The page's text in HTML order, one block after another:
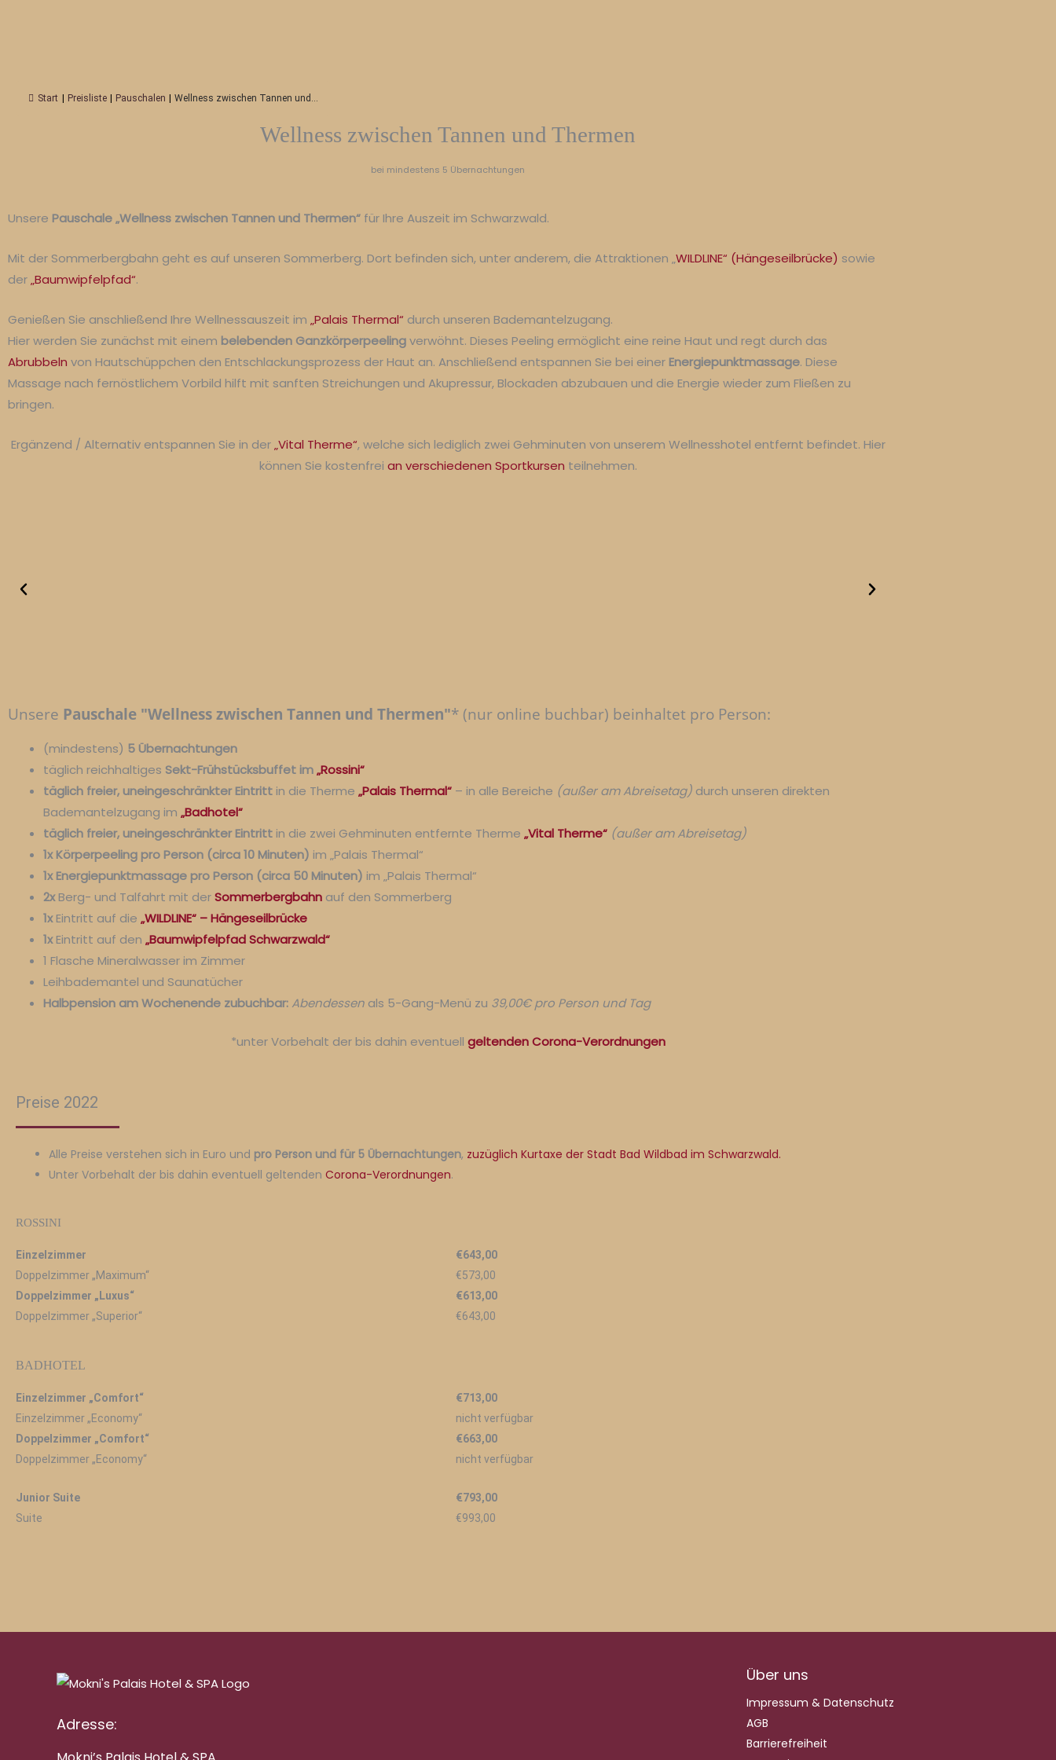
Start Preisliste Pauschalen Wellness zwischen Tannen und...
Wellness zwischen Tannen und Thermen
bei mindestens 5 Übernachtungen
Unsere Pauschale „Wellness zwischen Tannen und Thermen“ für Ihre Auszeit im Schwarzwald.
Mit der Sommerbergbahn geht es auf unseren Sommerberg. Dort befinden sich, unter anderem, die Attraktionen „WILDLINE“ (Hängeseilbrücke) sowie
der„Baumwipfelpfad“.
Genießen Sie anschließend Ihre Wellnessauszeit im „Palais Thermal“ durch unseren Bademantelzugang.
Hier werden Sie zunächst mit einem belebenden Ganzkörperpeelingverwöhnt. Dieses Peeling ermöglicht eine reine Haut und regt durch das
Abrubbeln von Hautschüppchen den Entschlackungsprozess der Haut an. Anschließend entspannen Sie bei einerEnergiepunktmassage. Diese
Massage nach fernöstlichem Vorbild hilft mit sanften Streichungen und Akupressur, Blockaden abzubauen und die Energie wieder zum Fließen zu
bringen.
Ergänzend / Alternativ entspannen Sie in der„Vital Therme“, welche sich lediglich zwei Gehminuten von unserem Wellnesshotel entfernt befindet. Hier
können Sie kostenfrei an verschiedenen Sportkursen teilnehmen.
Unsere Pauschale "Wellness zwischen Tannen und Thermen"* (nur online buchbar) beinhaltet pro Person:
(mindestens) 5 Übernachtungen
täglich reichhaltiges Sekt-Frühstücksbuffet im„Rossini“
täglich freier, uneingeschränkter Eintrittin die Therme „Palais Thermal“ – in alle Bereiche (außer am Abreisetag) durch unseren direkten
Bademantelzugang im „Badhotel“
täglich freier, uneingeschränkter Eintrittin die zwei Gehminuten entfernte Therme „Vital Therme“ (außer am Abreisetag)
1x Körperpeeling pro Person (circa 10 Minuten) im „Palais Thermal“
1x Energiepunktmassage pro Person (circa 50 Minuten) im „Palais Thermal“
2xBerg- und Talfahrt mit derSommerbergbahn auf den Sommerberg
1xEintritt auf die „WILDLINE“ – Hängeseilbrücke
1xEintritt auf den „Baumwipfelpfad Schwarzwald“
1 Flasche Mineralwasser im Zimmer
Leihbademantel und Saunatücher
Halbpension am Wochenende zubuchbar: Abendessen als 5-Gang-Menü zu 39,00€ pro Person und Tag
*unter Vorbehalt der bis dahin eventuell geltenden Corona-Verordnungen
Preise 2022
Alle Preise verstehen sich in Euro und pro Person und für 5 Übernachtungen, zuzüglich Kurtaxe der Stadt Bad Wildbad im Schwarzwald.
Unter Vorbehalt der bis dahin eventuell geltenden Corona-Verordnungen.
ROSSINI
Einzelzimmer
Doppelzimmer „Maximum“
Doppelzimmer „Luxus“
Doppelzimmer „Superior“
€643,00
€573,00
€613,00
€643,00
BADHOTEL
Einzelzimmer „Comfort“
Einzelzimmer „Economy“
Doppelzimmer „Comfort“
Doppelzimmer „Economy“
Junior Suite
Suite
€713,00
nicht verfügbar
€663,00
nicht verfügbar
€793,00
€993,00
Adresse:
Über uns
Impressum & Datenschutz
AGB
Barrierefreiheit